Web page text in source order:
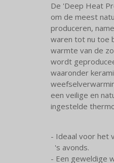
De 'Deep Heat
om de meest
produceren,
waren tot nu toe
warmte van de
wordt
waaronder
een veilige en
ingestelde
- Ideaal voor het
's avonds.
- Een geweldige